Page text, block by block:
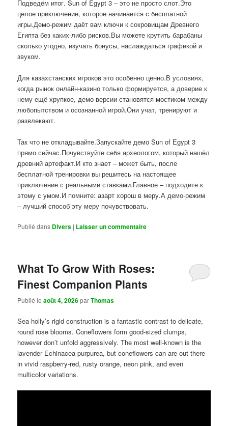
Подведём итог. Sun of Egypt 3 – это не просто слот.Это
целое приключение, которое начинается с бесплатной
игры.Демо-режим даёт вам ключи к сокровищам Древнего
Египта без каких-либо рисков.Вы можете крутить барабаны
сколько угодно, изучать бонусы, наслаждаться графикой и
звуком.
Для казахстанских игроков это особенно ценно.В условиях,
когда рынок онлайн-казино только формируется, а доверие к
нему ещё хрупкое, демо-версии становятся мостиком между
любопытством и осознанной игрой.Они учат, тренируют и
развлекают.
Так что не откладывайте.Запускайте демо Sun of Egypt 3
прямо сейчас.Почувствуйте себя археологом, который нашёл
древний артефакт.И кто знает – может быть, после
бесплатной тренировки вы решитесь на настоящее
приключение с реальными ставками.Главное – подходите к
этому с умом.И помните: азарт хорош в меру.А демо-режим
– лучший способ эту меру почувствовать.
Publié dans Divers | Laisser un commentaire
What To Grow With Roses:
Finest Companion Plants
Publié leaoût 4, 2026parThomas
Sea holly’s rigid construction is a fantastic contrast to delicate,
round rose blooms. Coneflowers form good-sized clumps,
however don’t unfold aggressively. The most well-known is the
lavender Echinacea purpurea, but coneflowers can are out there
in vivid raspberry-red, rusty orange, neon pink, and even
multicolor variations.